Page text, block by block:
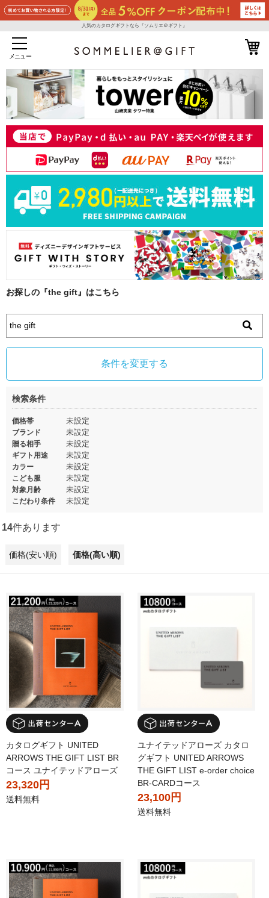
人気のカタログギフトなら『ソムリエ＠ギフト』
メニュー
お探しの『the gift』はこちら
条件を変更する
検索条件
価格帯 未設定
ブランド 未設定
贈る相手 未設定
ギフト用途 未設定
カラー 未設定
こども服 未設定
対象月齢 未設定
こだわり条件 未設定
14件あります
価格(安い順) 価格(高い順)
カタログギフト UNITED
ARROWS THE GIFT LIST BR
コース ユナイテッドアローズ
23,320円
送料無料
ユナイテッドアローズ カタロ
グギフト UNITED ARROWS
THE GIFT LIST e-order choice
BR-CARDコース
23,100円
送料無料